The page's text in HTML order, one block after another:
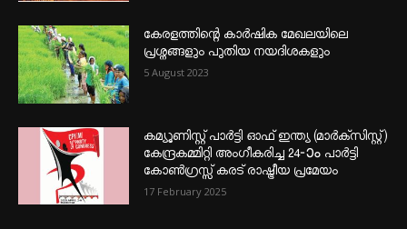
കേരളത്തിന്റെ കാർഷിക മേഖലയിലെ
പ്രശ്നങ്ങളും പുതിയ നയദിശകളും
5 August 2023
കമ്യൂണിസ്റ്റ് പാർട്ടി ഓഫ് ഇന്ത്യ (മാർക്സിസ്റ്റ്)
കേന്ദ്രകമ്മിറ്റി അംഗീകരിച്ച 24‐ാം പാർട്ടി
കോൺഗ്രസ്സ് കരട് രാഷ്ട്രീയ പ്രമേയം
17 February 2025